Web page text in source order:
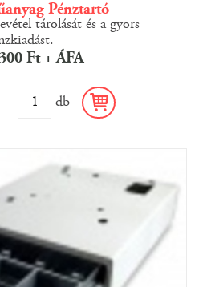
Pénztartó
tárolását és a gyors
Ft + ÁFA
db